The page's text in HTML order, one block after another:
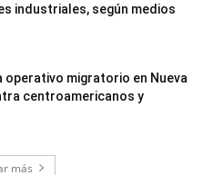
industriales, según medios
operativo migratorio en Nueva
centroamericanos y
más